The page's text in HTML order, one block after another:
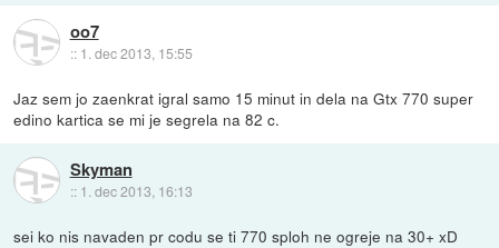
oo7
:: 1. dec 2013, 15:55
Jaz sem jo zaenkrat igral samo 15 minut in dela na Gtx 770 super
edino kartica se mi je segrela na 82 c.
Skyman
:: 1. dec 2013, 16:13
sei ko nis navaden pr codu se ti 770 sploh ne ogreje na 30+ xD